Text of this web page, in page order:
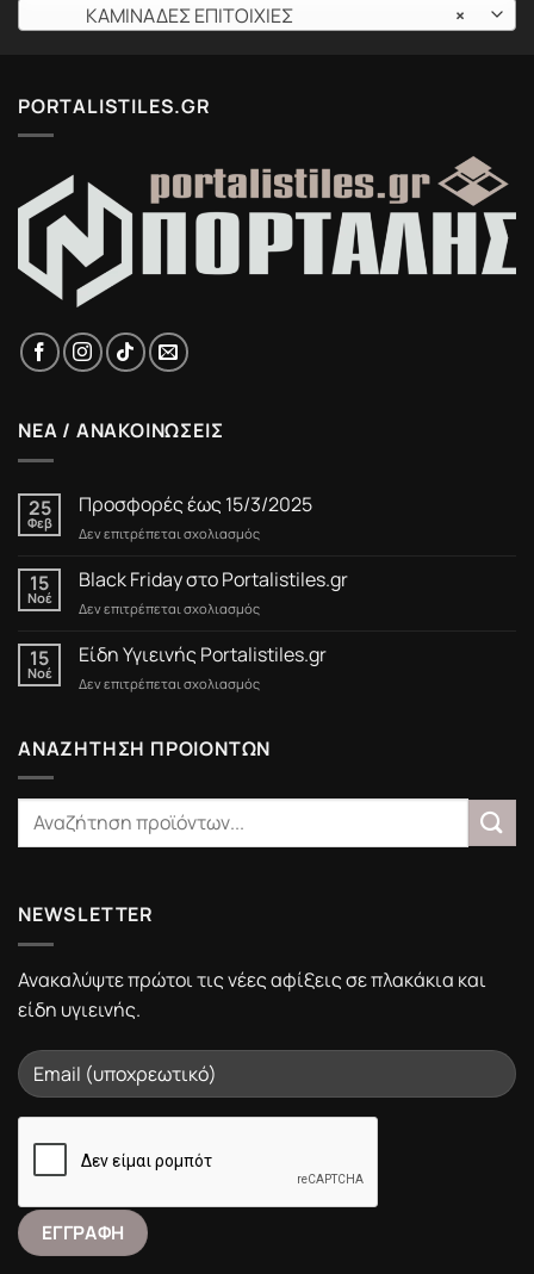
×
ΚΑΜΙΝΑΔΕΣ ΕΠΙΤΟΙΧΙΕΣ
PORTALISTILES.GR
ΝΕΑ / ΑΝΑΚΟΙΝΩΣΕΙΣ
25
Φεβ
Προσφορές έως 15/3/2025
Δεν επιτρέπεται σχολιασμόςστο
έως
15/3/2025
15
Νοέ
Black Friday στο Portalistiles.gr
Δεν επιτρέπεται σχολιασμόςστο
Friday
στο
Portalistiles.gr
15
Νοέ
Είδη Υγιεινής Portalistiles.gr
Δεν επιτρέπεται σχολιασμόςστο
Portalistiles.gr
ΑΝΑΖΗΤΗΣΗ ΠΡΟΙΟΝΤΩΝ
NEWSLETTER
Ανακαλύψτε πρώτοι τις νέες αφίξεις σε πλακάκια και
είδη υγιεινής.